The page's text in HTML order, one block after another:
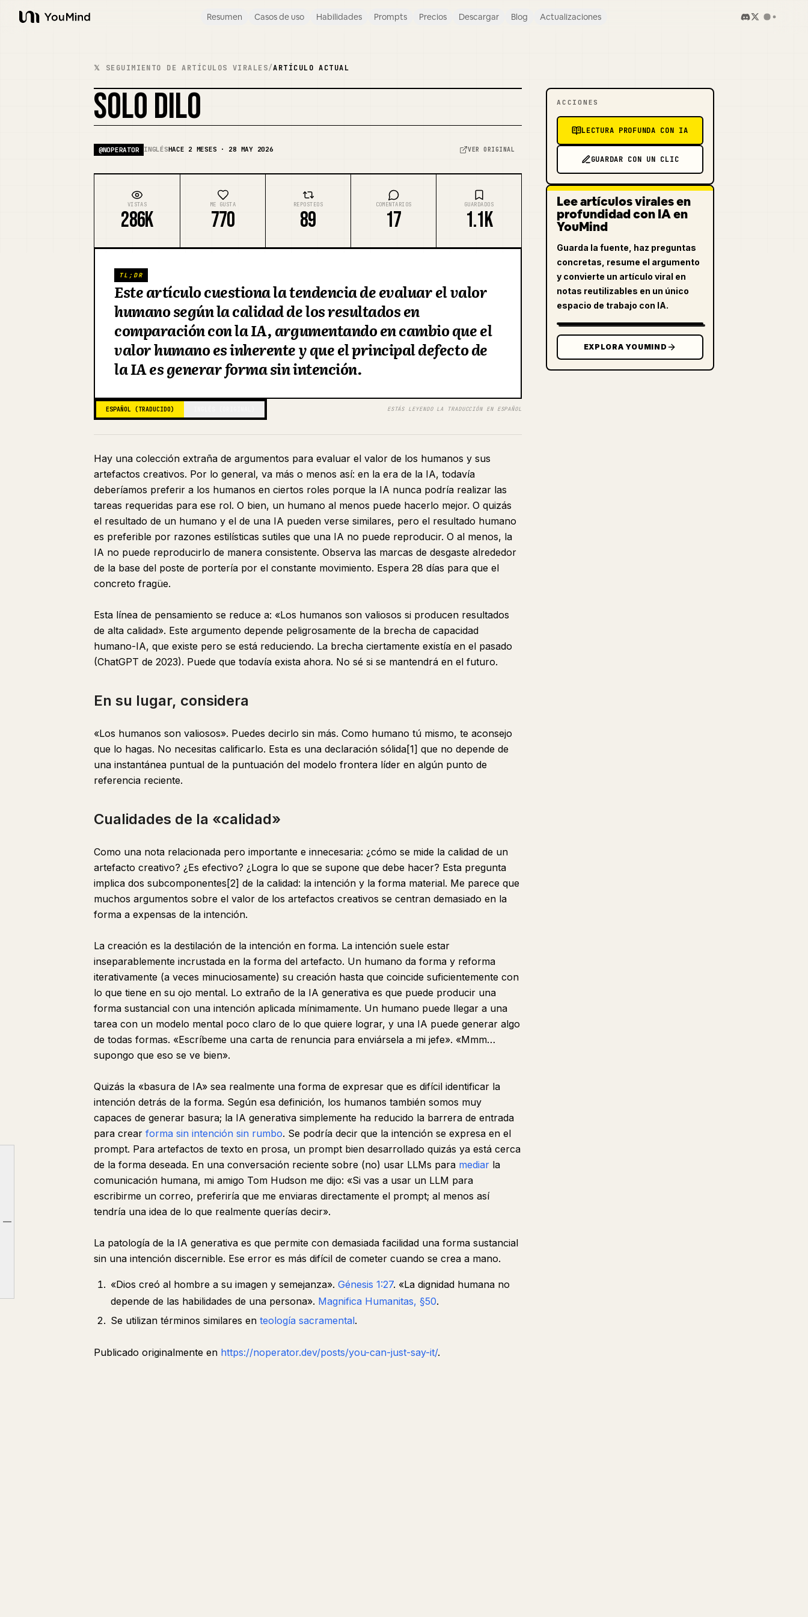
YouMind
Resumen Casos de uso Habilidades Prompts Precios Descargar Blog Actualizaciones
Cualidades de la «calidad»
𝕏 SEGUIMIENTO DE ARTÍCULOS VIRALES/ARTÍCULO ACTUAL
SOLO DILO
@NOPERATOR INGLÉSHACE 2 MESES · 28 MAY 2026 VER ORIGINAL
VISTAS
286K
ME GUSTA
770
REPOSTEOS
89
COMENTARIOS
17
GUARDADOS
1.1K
TL;DR
Este artículo cuestiona la tendencia de evaluar el valor
humano según la calidad de los resultados en
comparación con la IA, argumentando en cambio que el
valor humano es inherente y que el principal defecto de
la IA es generar forma sin intención.
ESPAÑOL (TRADUCIDO) ESTÁS LEYENDO LA TRADUCCIÓN EN ESPAÑOL
Hay una colección extraña de argumentos para evaluar el valor de los humanos y sus
artefactos creativos. Por lo general, va más o menos así: en la era de la IA, todavía
deberíamos preferir a los humanos en ciertos roles porque la IA nunca podría realizar las
tareas requeridas para ese rol. O bien, un humano al menos puede hacerlo mejor. O quizás
el resultado de un humano y el de una IA pueden verse similares, pero el resultado humano
es preferible por razones estilísticas sutiles que una IA no puede reproducir. O al menos, la
IA no puede reproducirlo de manera consistente. Observa las marcas de desgaste alrededor
de la base del poste de portería por el constante movimiento. Espera 28 días para que el
concreto fragüe.
Esta línea de pensamiento se reduce a: «Los humanos son valiosos si producen resultados
de alta calidad». Este argumento depende peligrosamente de la brecha de capacidad
humano-IA, que existe pero se está reduciendo. La brecha ciertamente existía en el pasado
(ChatGPT de 2023). Puede que todavía exista ahora. No sé si se mantendrá en el futuro.
En su lugar, considera
«Los humanos son valiosos». Puedes decirlo sin más. Como humano tú mismo, te aconsejo
que lo hagas. No necesitas calificarlo. Esta es una declaración sólida[1] que no depende de
una instantánea puntual de la puntuación del modelo frontera líder en algún punto de
referencia reciente.
Cualidades de la «calidad»
Como una nota relacionada pero importante e innecesaria: ¿cómo se mide la calidad de un
artefacto creativo? ¿Es efectivo? ¿Logra lo que se supone que debe hacer? Esta pregunta
implica dos subcomponentes[2] de la calidad: la intención y la forma material. Me parece que
muchos argumentos sobre el valor de los artefactos creativos se centran demasiado en la
forma a expensas de la intención.
La creación es la destilación de la intención en forma. La intención suele estar
inseparablemente incrustada en la forma del artefacto. Un humano da forma y reforma
iterativamente (a veces minuciosamente) su creación hasta que coincide suficientemente con
lo que tiene en su ojo mental. Lo extraño de la IA generativa es que puede producir una
forma sustancial con una intención aplicada mínimamente. Un humano puede llegar a una
tarea con un modelo mental poco claro de lo que quiere lograr, y una IA puede generar algo
de todas formas. «Escríbeme una carta de renuncia para enviársela a mi jefe». «Mmm…
supongo que eso se ve bien».
Quizás la «basura de IA» sea realmente una forma de expresar que es difícil identificar la
intención detrás de la forma. Según esa definición, los humanos también somos muy
capaces de generar basura; la IA generativa simplemente ha reducido la barrera de entrada
para crear forma sin intención sin rumbo. Se podría decir que la intención se expresa en el
prompt. Para artefactos de texto en prosa, un prompt bien desarrollado quizás ya está cerca
de la forma deseada. En una conversación reciente sobre (no) usar LLMs para mediar la
comunicación humana, mi amigo Tom Hudson me dijo: «Si vas a usar un LLM para
escribirme un correo, preferiría que me enviaras directamente el prompt; al menos así
tendría una idea de lo que realmente querías decir».
La patología de la IA generativa es que permite con demasiada facilidad una forma sustancial
sin una intención discernible. Ese error es más difícil de cometer cuando se crea a mano.
«Dios creó al hombre a su imagen y semejanza». Génesis 1:27. «La dignidad humana no
depende de las habilidades de una persona». Magnifica Humanitas, §50.
Se utilizan términos similares en teología sacramental.
Publicado originalmente en https://noperator.dev/posts/you-can-just-say-it/.
ACCIONES
LECTURA PROFUNDA CON IA
GUARDAR CON UN CLIC
Lee artículos virales en
profundidad con IA en
YouMind
Guarda la fuente, haz preguntas
concretas, resume el argumento
y convierte un artículo viral en
notas reutilizables en un único
espacio de trabajo con IA.
EXPLORA YOUMIND